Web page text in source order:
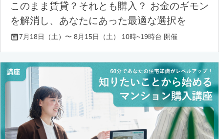
このまま賃貸？それとも購入？ お金のギモン
を解消し、あなたにあった最適な選択を
7月18日（土）〜 8月15日（土） 10時~19時台 開催